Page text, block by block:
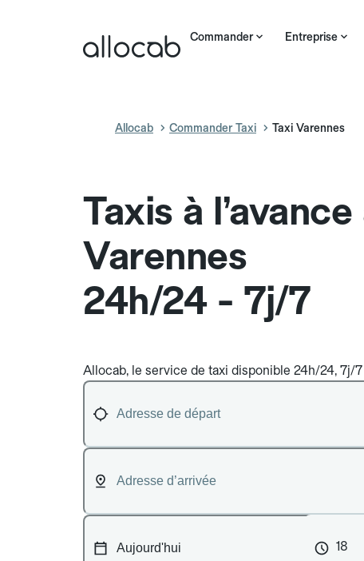
Commander Entreprise
Allocab Commander Taxi Taxi Varennes
Taxis à l’avance
Varennes
24h/24 - 7j/7
Allocab, le service de taxi disponible 24h/24, 7j/7
18